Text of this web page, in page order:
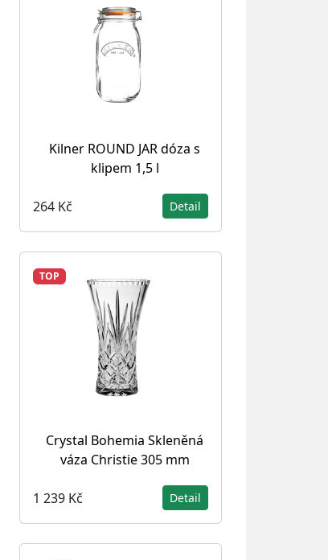
Kilner ROUND JAR dóza s
klipem 1,5 l
264 Kč Detail
TOP
Crystal Bohemia Skleněná
váza Christie 305 mm
1 239 Kč Detail